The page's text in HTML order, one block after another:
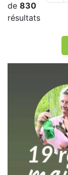
de 830
résultats